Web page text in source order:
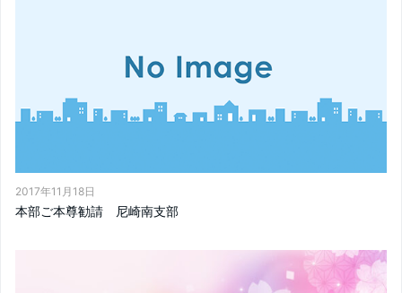
2017年11月18日
本部ご本尊勧請 尼崎南支部